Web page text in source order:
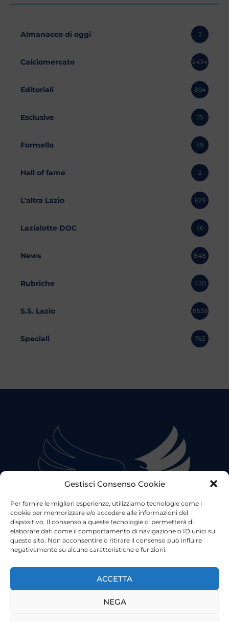
Gestisci Consenso Cookie
Per fornire le migliori esperienze, utilizziamo tecnologie come i
cookie per memorizzare e/o accedere alle informazioni del
dispositivo. Il consenso a queste tecnologie ci permetterà di
elaborare dati come il comportamento di navigazione o ID unici su
questo sito. Non acconsentire o ritirare il consenso può influire
negativamente su alcune caratteristiche e funzioni.
ACCETTA
NEGA
Almanacco di oggi 2
Calciomercato 2434
Editoriali 894
Esclusive 35
Formello 59
Hall of fame 2
L'altra Lazio 629
Lazialotte DOC 56
News 848
Rubriche 430
S.S. Lazio 8539
Speciali 763
©2023 Tutti i diritti riservatiLazio Live TV